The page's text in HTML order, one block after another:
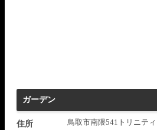
ガーデン
住所
鳥取市南隈541トリニテ